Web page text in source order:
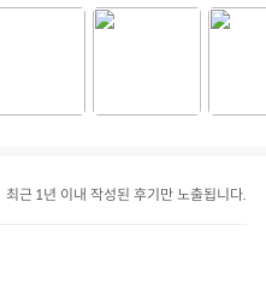
최근 1년 이내 작성된 후기만 노출됩니다.